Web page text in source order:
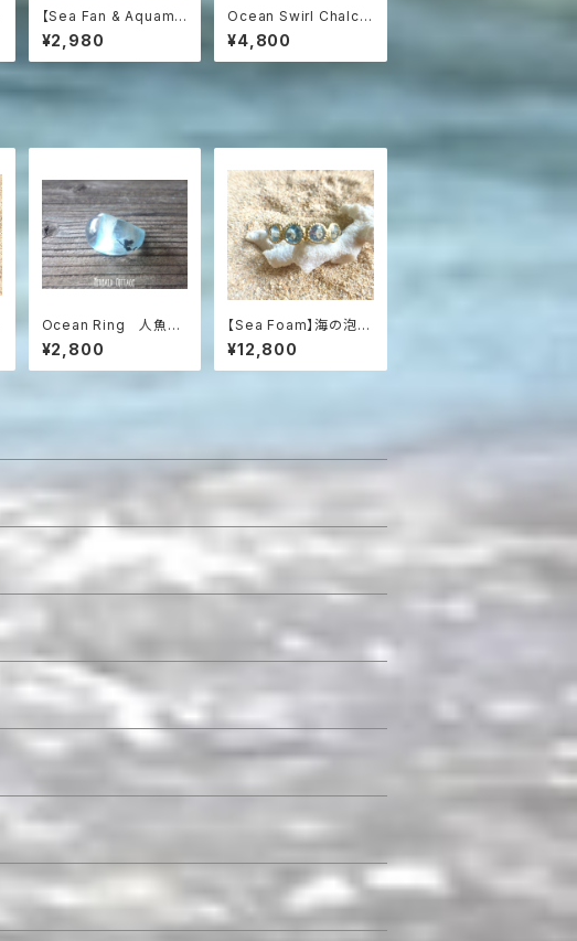
【Sea Fan & Aquama
rine】海うちわと3色ア
クアマリンのグラデーシ
ョンピアス
¥2,980
Ocean Swirl Chalce
dony *Sea blue*
波の渦から滴るシーブ
ルーカルセドニーのボ
¥4,800
Ocean Ring 人魚が
泳ぐクリア・エメラルドグ
リーンのぽってりリング
¥2,800
【Sea Foam】海の泡ブ
ルートパーズの燻しシル
バーリング（Silver92
5）
¥12,800